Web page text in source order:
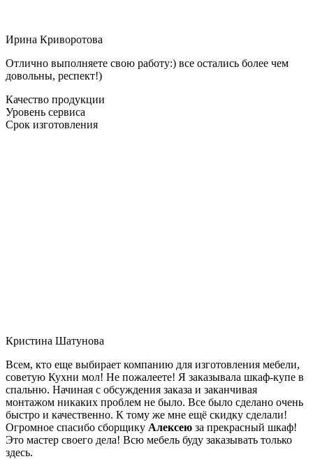
Ирина Криворотова
Отлично выполняете свою работу:) все остались более чем
довольны, респект!)
Качество продукции
Уровень сервиса
Срок изготовления
Кристина Шатунова
Всем, кто еще выбирает компанию для изготовления мебели,
советую Кухни мол! Не пожалеете! Я заказывала шкаф-купе в
спальню. Начиная с обсуждения заказа и заканчивая
монтажом никаких проблем не было. Все было сделано очень
быстро и качественно. К тому же мне ещё скидку сделали!
Огромное спасибо сборщику Алексею за прекрасный шкаф!
Это мастер своего дела! Всю мебель буду заказывать только
здесь.